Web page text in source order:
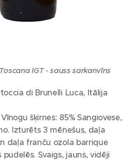
IGT - sauss sarkanvīns
di Brunelli Luca, Itālija
šķirnes: 85% Sangiovese,
Izturēts 3 mēnešus, daļa
daļa franču ozola barrique
Svaigs, jauns, vidēji